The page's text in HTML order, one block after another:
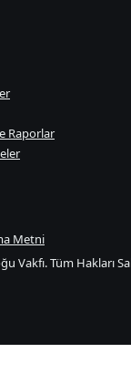
Raporlar
Metni
Vakfı. Tüm Hakları